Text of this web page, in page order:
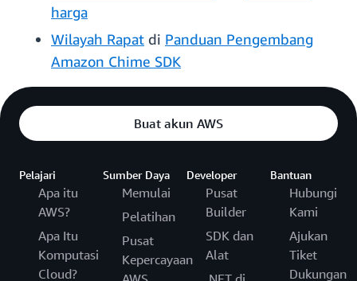
harga
Wilayah Rapat di Panduan Pengembang
Amazon Chime SDK
Buat akun AWS
Pelajari
Apa itu
AWS?
Apa Itu
Komputasi
Cloud?
Sumber Daya
Memulai
Pelatihan
Pusat
Kepercayaan
Developer
Pusat
Builder
SDK dan
Alat
Bantuan
Hubungi
Kami
Ajukan
Tiket
Dukungan